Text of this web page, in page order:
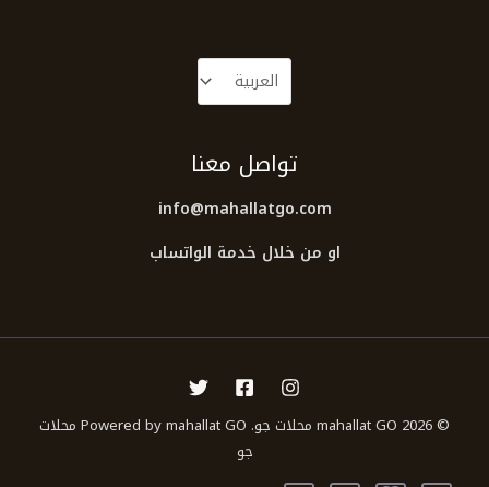
تواصل معنا
info@mahallatgo.com
او من خلال خدمة الواتساب
© 2026 mahallat GO محلات جو. Powered by mahallat GO محلات
جو